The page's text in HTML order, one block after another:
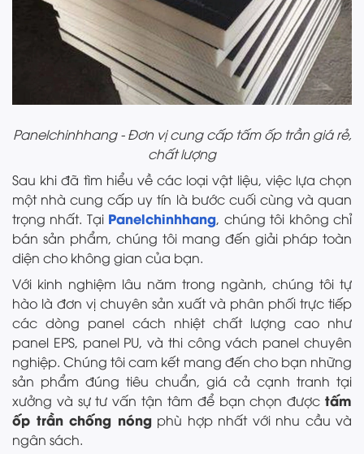
Panelchinhhang - Đơn vị cung cấp tấm ốp trần giá rẻ,
chất lượng
Sau khi đã tìm hiểu về các loại vật liệu, việc lựa chọn
một nhà cung cấp uy tín là bước cuối cùng và quan
trọng nhất. Tại Panelchinhhang, chúng tôi không chỉ
bán sản phẩm, chúng tôi mang đến giải pháp toàn
diện cho không gian của bạn.
Với kinh nghiệm lâu năm trong ngành, chúng tôi tự
hào là đơn vị chuyên sản xuất và phân phối trực tiếp
các dòng panel cách nhiệt chất lượng cao như
panel EPS, panel PU, và thi công vách panel chuyên
nghiệp. Chúng tôi cam kết mang đến cho bạn những
sản phẩm đúng tiêu chuẩn, giá cả cạnh tranh tại
xưởng và sự tư vấn tận tâm để bạn chọn được tấm
ốp trần chống nóngphù hợp nhất với nhu cầu và
ngân sách.